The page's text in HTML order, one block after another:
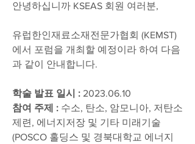
안녕하십니까 KSEAS 회원 여러분,
유럽한인재료소재전문가협회 (KEMST)
에서 포럼을 개최할 예정이라 하여 다음
과 같이 안내합니다.
학술 발표 일시 : 2023.06.10
참여 주제 : 수소, 탄소, 암모니아, 저탄소
제련, 에너지저장 및 기타 미래기술
(POSCO 홀딩스 및 경북대학교 에너지